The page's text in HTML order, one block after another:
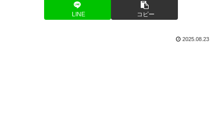
LINE コピー
2025.08.23